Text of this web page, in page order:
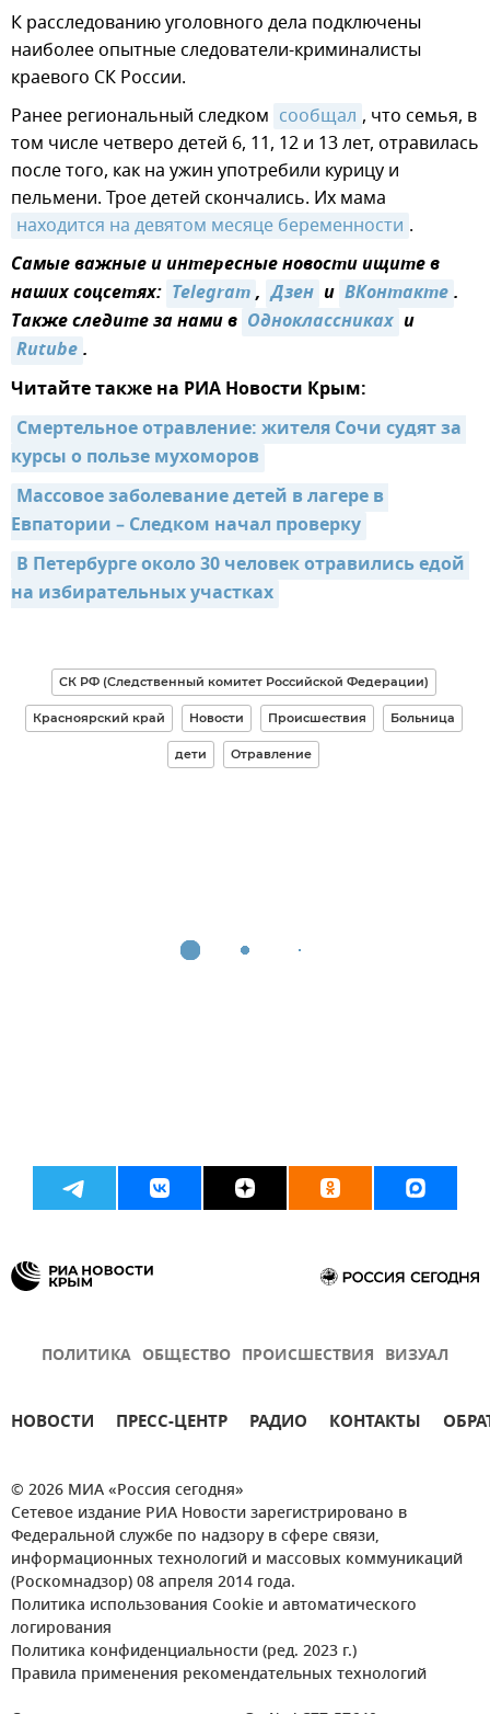
К расследованию уголовного дела подключены
наиболее опытные следователи-криминалисты
краевого СК России.
Ранее региональный следком сообщал , что семья, в
том числе четверо детей 6, 11, 12 и 13 лет, отравилась
после того, как на ужин употребили курицу и
пельмени. Трое детей скончались. Их мама
находится на девятом месяце беременности .
Самые важные и интересные новости ищите в
наших соцсетях: Telegram, Дзен и ВКонтакте.
Также следите за нами в Одноклассниках и
Rutube.
Читайте также на РИА Новости Крым:
Смертельное отравление: жителя Сочи судят за
курсы о пользе мухоморов
Массовое заболевание детей в лагере в
Евпатории – Следком начал проверку
В Петербурге около 30 человек отравились едой
на избирательных участках
СК РФ (Следственный комитет Российской Федерации)
Красноярский край Новости Происшествия Больница
дети Отравление
ПОЛИТИКА ОБЩЕСТВО ПРОИСШЕСТВИЯ ВИЗУАЛ
НОВОСТИ ПРЕСС-ЦЕНТР РАДИО КОНТАКТЫ
© 2026 МИА «Россия сегодня»
Сетевое издание РИА Новости зарегистрировано в
Федеральной службе по надзору в сфере связи,
информационных технологий и массовых коммуникаций
(Роскомнадзор) 08 апреля 2014 года.
Политика использования Cookie и автоматического
логирования
Политика конфиденциальности (ред. 2023 г.)
Правила применения рекомендательных технологий